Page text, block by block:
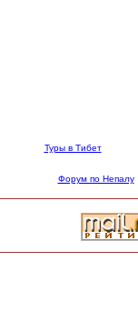
Туры в Тибет
Форум по Непалу